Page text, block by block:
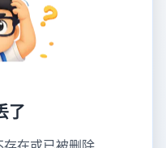
了
在或已被删除